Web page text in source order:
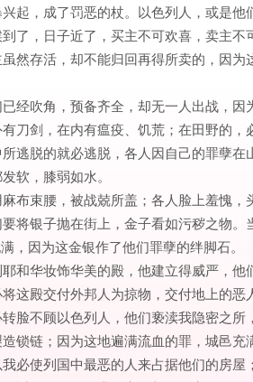
起，成了罚恶的杖。以色列人，或是他
了，日子近了，买主不可欢喜，卖主不
然存活，却不能归回再得所卖的，因
经吹角，预备齐全，却无一人出战，因
刀剑，在内有瘟疫、饥荒；在田野的，
逃脱的就必逃脱，各人因自己的罪孽在
软，膝弱如水。
布束腰，被战兢所盖；各人脸上羞愧，
将银子抛在街上，金子看如污秽之物
，因为这金银作了他们罪孽的绊脚石。
和华妆饰华美的殿，他建立得威严，他
这殿交付外邦人为掠物，交付地上的恶
脸不顾以色列人，他们亵渎我隐密之所
锁链；因为这地遍满流血的罪，城邑充
必使列国中最恶的人来占据他们的房